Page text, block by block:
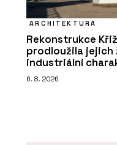
ARCHITEKTURA
Rekonstrukce
prodloužila jejich
industriální
6. 8. 2026